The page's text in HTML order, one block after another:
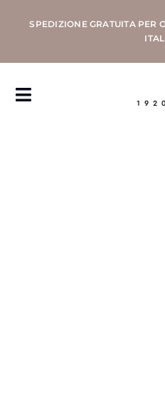
SPEDIZIONE GRATUITA PER
1920
Toggle